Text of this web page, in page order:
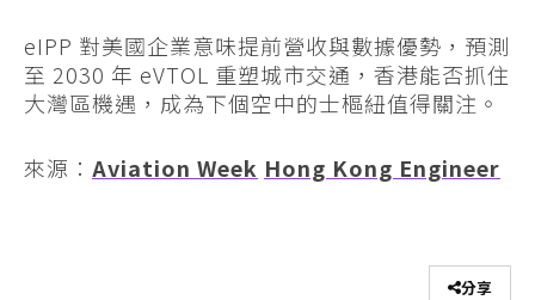
eIPP 對美國企業意味提前營收與數據優勢，預測
至 2030 年 eVTOL 重塑城市交通，香港能否抓住
大灣區機遇，成為下個空中的士樞紐值得關注。
來源： Aviation Week Hong Kong Engineer
分享